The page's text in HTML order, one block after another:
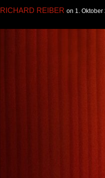
RICHARD REIBER on 1.